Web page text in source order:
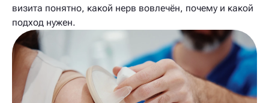
визита понятно, какой нерв вовлечён, почему и какой
подход нужен.